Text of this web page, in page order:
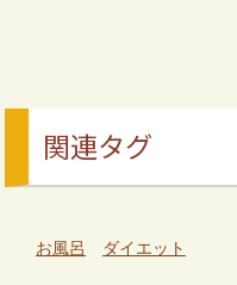
関連タグ
お風呂 ダイエット